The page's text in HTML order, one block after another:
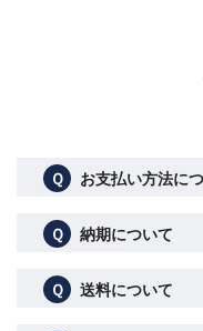
Ｑ お支払い方法に
Ｑ 納期について
Ｑ 送料について